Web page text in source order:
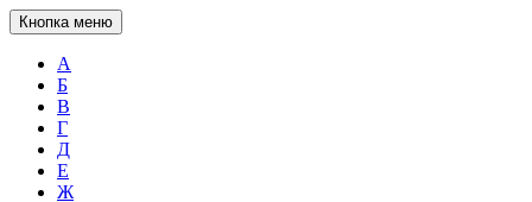
Кнопка меню
А
Б
В
Г
Д
Е
Ж